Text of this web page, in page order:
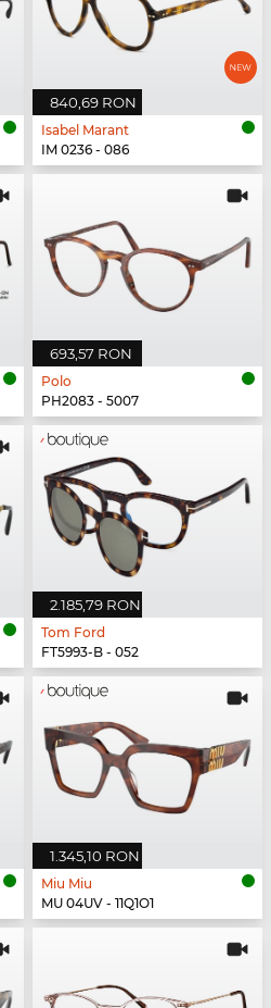
840,69 RON
Isabel Marant
IM 0236 - 086
693,57 RON
Polo
PH2083 - 5007
2.185,79 RON
Tom Ford
FT5993-B - 052
1.345,10 RON
Miu Miu
MU 04UV - 11Q1O1